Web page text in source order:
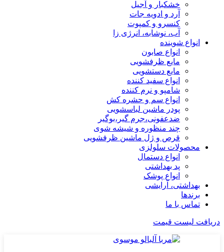
خشکبار و آجیل
آرد و ادویه جات
کنسرو و کمپوت
آب، نوشابه، انرژی زا
انواع شوینده
انواع صابون
مایع ظرفشویی
مایع دستشویی
انواع سفید کننده
شامپو و نرم کننده
انواع سم و حشره کش
پودر ماشین لباسشویی
ضدعفونی،جرم گیر،بوگیر
چند منظوره و شیشه شوی
قرص و ژل ماشین ظرفشویی
محصولات سلولزی
انواع دستمال
پد بهداشتی
انواع پوشک
بهداشتی، آرایشی
برندها
تماس با ما
دریافت لیست قیمت